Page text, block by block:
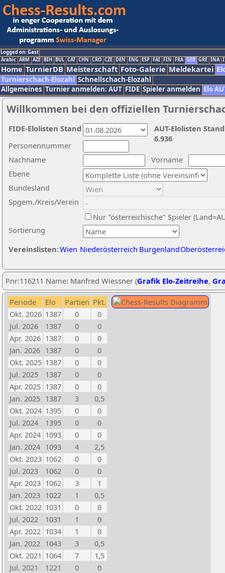
Logged on: Gast
Arabic ARM AZE BIH BUL CAT CHN CRO CZE DEN ENG ESP FAI FIN FRA GER GRE INA
Home TurnierDB Meisterschaft Foto-Galerie Meldekartei
Turnierschach-Elozahl Schnellschach-Elozahl
Allgemeines Turnier anmelden: AUT FIDE Spieler anmelden Elo
Willkommen bei den offiziellen
Nachname
Vorname
Ebene
Sortierung
Personennummer
Bundesland
Spgem./Kreis/Verein
Nur "österreichische" Spieler
Vereinslisten:Wien Niederösterreich Burgenland
AUT-Elolisten
6.936
FIDE-Elolisten Stand
Pnr:116211 Name: Manfred Wiessner (Grafik Elo-Zeitreihe,
Periode Elo Partien Pkt.
Okt. 2026 1387 0
0
Jul. 2026
1387 0
0
Apr. 2026 1387 0
0
Jan. 2026 1387 0
0
Okt. 2025 1387 0
0
Jul. 2025
1387 0
0
Apr. 2025 1387 0
0
Jan. 2025 1387 3
0,5
Okt. 2024 1395 0
0
Jul. 2024
1395 0
0
Apr. 2024 1093 0
0
Jan. 2024 1093 4
2,5
Okt. 2023 1062 0
0
Jul. 2023
1062 0
0
Apr. 2023 1062 3
1
Jan. 2023 1022 1
0,5
Okt. 2022 1031 0
0
Jul. 2022
1031 1
0
Apr. 2022 1034 1
0
Jan. 2022 1043 3
0,5
Okt. 2021 1064 7
1,5
Jul. 2021
1221 0
0